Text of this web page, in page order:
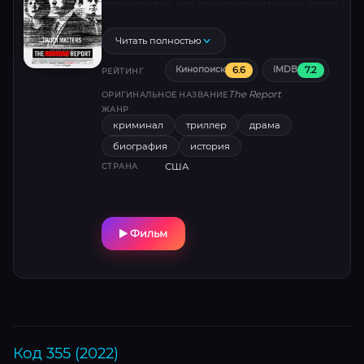
Читать полностью
РЕЙТИНГ Кинопоиск 6.6 IMDB 7.2
ОРИГИНАЛЬНОЕ НАЗВАНИЕ The Report
ЖАНР
криминал триллер
драма
биография
история
СТРАНА США
Фильм
Код 355 (2022)